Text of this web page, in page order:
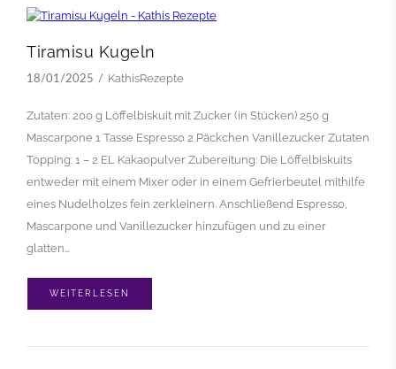
Tiramisu Kugeln
18/01/2025 KathisRezepte
Zutaten: 200 g Löffelbiskuit mit Zucker (in Stücken) 250 g
Mascarpone 1 Tasse Espresso 2 Päckchen Vanillezucker Zutaten
Topping: 1 – 2 EL Kakaopulver Zubereitung: Die Löffelbiskuits
entweder mit einem Mixer oder in einem Gefrierbeutel mithilfe
eines Nudelholzes fein zerkleinern. Anschließend Espresso,
Mascarpone und Vanillezucker hinzufügen und zu einer
glatten…
WEITERLESEN